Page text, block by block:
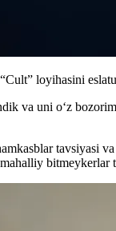
loyihasini
va uni o‘z
tavsiyasi